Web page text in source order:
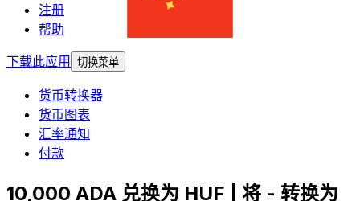
注册
帮助
下载此应用
切换菜单
货币转换器
货币图表
汇率通知
付款
10,000 ADA 兑换为 HUF | 将 - 转换为